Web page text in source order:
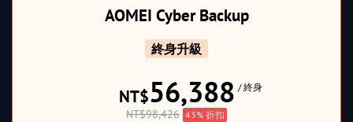
AOMEI Cyber Backup
終身升級
NT$56,388 / 終身
NT$98,426 43% 折扣